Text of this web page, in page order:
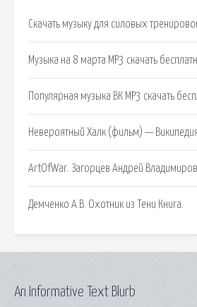
Скачать музыку для силовых
Музыка на 8 марта MP3 скачать
Популярная музыка ВК MP3 скачать
Невероятный Халк (фильм) —
ArtOfWar. Загорцев Андрей
Демченко А.В. Охотник из Тени Книга.
An Informative Text Blurb